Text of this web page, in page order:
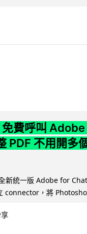
費呼叫 Adobe
PDF 不用開多
新統一版 Adobe for
connector，將